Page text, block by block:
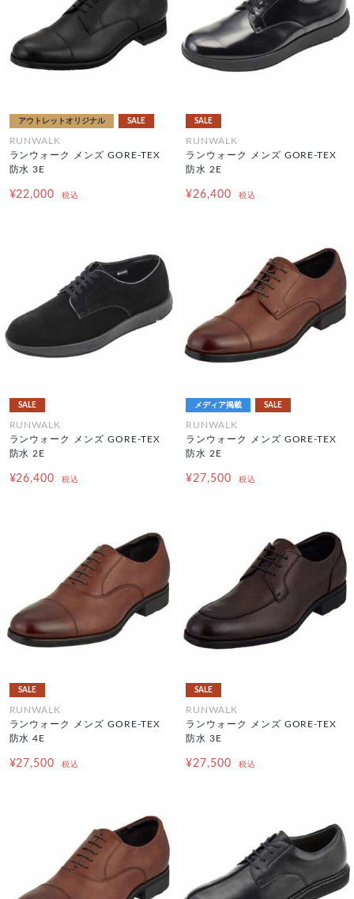
アウトレットオリジナル SALE
RUNWALK
ランウォーク メンズ GORE-TEX
防水 3E
¥22,000 税込
SALE
RUNWALK
ランウォーク メンズ GORE-TEX
防水 2E
¥26,400 税込
SALE
RUNWALK
ランウォーク メンズ GORE-TEX
防水 2E
¥26,400 税込
メディア掲載 SALE
RUNWALK
ランウォーク メンズ GORE-TEX
防水 2E
¥27,500 税込
SALE
RUNWALK
ランウォーク メンズ GORE-TEX
防水 4E
¥27,500 税込
SALE
RUNWALK
ランウォーク メンズ GORE-TEX
防水 3E
¥27,500 税込